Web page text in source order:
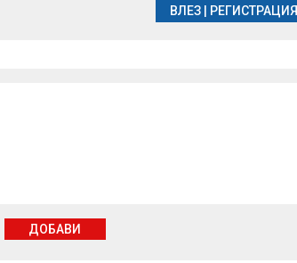
ВЛЕЗ РЕГИСТРАЦИЯ
ДОБАВИ